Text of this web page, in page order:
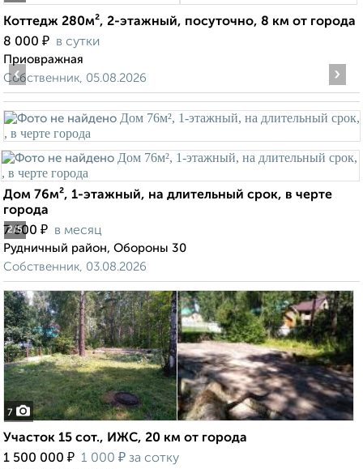
Коттедж 280м², 2-этажный, посуточно, 8 км от города
8 000 ₽ в сутки
Приовражная
Собственник, 05.08.2026
2/5
‹ ›
Дом 76м², 1-этажный, на длительный срок, в черте
города
7 500 ₽ в месяц
Рудничный район, Обороны 30
Собственник, 03.08.2026
7
Участок 15 сот., ИЖС, 20 км от города
1 500 000 ₽ 1 000 ₽ за сотку